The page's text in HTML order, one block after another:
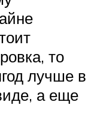
то
лучше в
а еще